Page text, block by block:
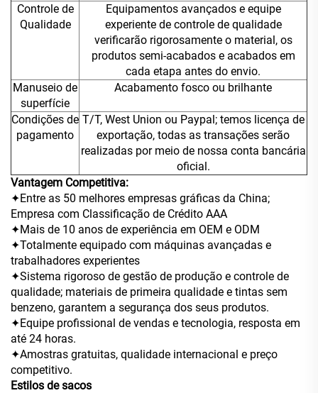
Controle de
Qualidade
Equipamentos avançados e equipe
experiente de controle de qualidade
verificarão rigorosamente o material, os
produtos semi-acabados e acabados em
cada etapa antes do envio.
Manuseio de
superfície
Acabamento fosco ou brilhante
Condições de
pagamento
T/T, West Union ou Paypal; temos licença de
exportação, todas as transações serão
realizadas por meio de nossa conta bancária
oficial.
Vantagem Competitiva:
✦Entre as 50 melhores empresas gráficas da China;
Empresa com Classificação de Crédito AAA
✦Mais de 10 anos de experiência em OEM e ODM
✦Totalmente equipado com máquinas avançadas e
trabalhadores experientes
✦Sistema rigoroso de gestão de produção e controle de
qualidade; materiais de primeira qualidade e tintas sem
benzeno, garantem a segurança dos seus produtos.
✦Equipe profissional de vendas e tecnologia, resposta em
até 24 horas.
✦Amostras gratuitas, qualidade internacional e preço
competitivo.
Estilos de sacos